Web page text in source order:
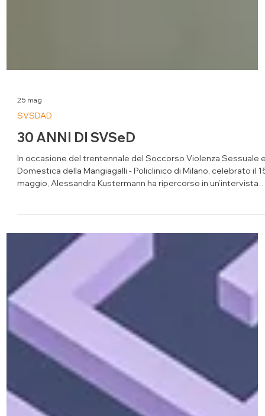
25 mag
SVSDAD
30 ANNI DI SVSeD
In occasione del trentennale del Soccorso Violenza Sessuale
Domestica della Mangiagalli - Policlinico di Milano, celebrato il
maggio, Alessandra Kustermann ha ripercorso in un’intervista
pubblicata da la Repubblica